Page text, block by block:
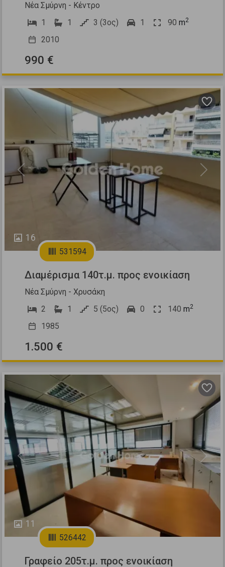
Νέα Σμύρνη - Κέντρο
1
1 3 (3ος) 1 90 m2
2010
990 €
16
Previous Next
531594
Διαμέρισμα 140τ.μ. προς ενοικίαση
Νέα Σμύρνη - Χρυσάκη
2
1 5 (5ος) 0 140 m2
1985
1.500 €
11
Previous Next
526442
Γραφείο 205τ.μ. προς ενοικίαση